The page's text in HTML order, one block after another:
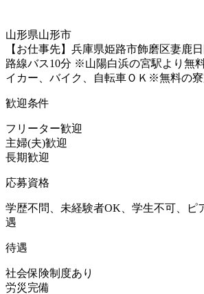
山形県山形市
【お仕事先】兵庫県姫路市飾磨区妻鹿
路線バス10分 ※山陽白浜の宮駅より無
イカー、バイク、自転車ＯＫ※無料の寮
歓迎条件
フリーター歓迎
主婦(夫)歓迎
長期歓迎
応募資格
学歴不問、未経験者OK、学生不可、ピ
遇
待遇
社会保険制度あり
労災完備